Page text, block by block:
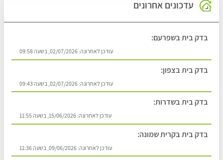
עדכונים אחרונים
בדק בית בשפרעם:
עודכן לאחרונה: 02/07/2026, בשעה 09:58
בדק בית בצפון:
עודכן לאחרונה: 02/07/2026, בשעה 09:43
בדק בית בשדרות:
עודכן לאחרונה: 15/06/2026, בשעה 11:55
בדק בית בקרית שמונה:
עודכן לאחרונה: 09/06/2026, בשעה 11:36